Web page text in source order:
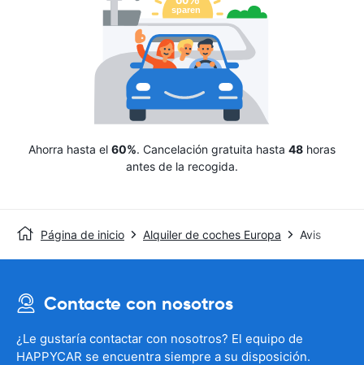
Ahorra hasta el 60%. Cancelación gratuita hasta 48 horas
antes de la recogida.
Página de inicio Alquiler de coches Europa Avis
Contacte con nosotros
¿Le gustaría contactar con nosotros? El equipo de
HAPPYCAR se encuentra siempre a su disposición.